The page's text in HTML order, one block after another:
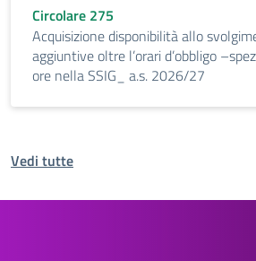
Circolare 275
Acquisizione disponibilità allo
aggiuntive oltre l’orari d’obbligo
ore nella SSIG_ a.s. 2026/27
Vedi tutte